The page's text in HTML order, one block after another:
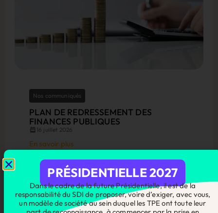
Nos communiqués
PLAN DE REDRESSEMENT DES
FINANCES PUBLIQUES
16 juillet 2026
En savoir plus
PRÉSIDENTIELLE 2027
Dans le cadre de la future Présidentielle, il est de la
responsabilité du SDI de proposer, voire d’exiger, avec vous,
un modèle de société au sein duquel les TPE ont toute leur